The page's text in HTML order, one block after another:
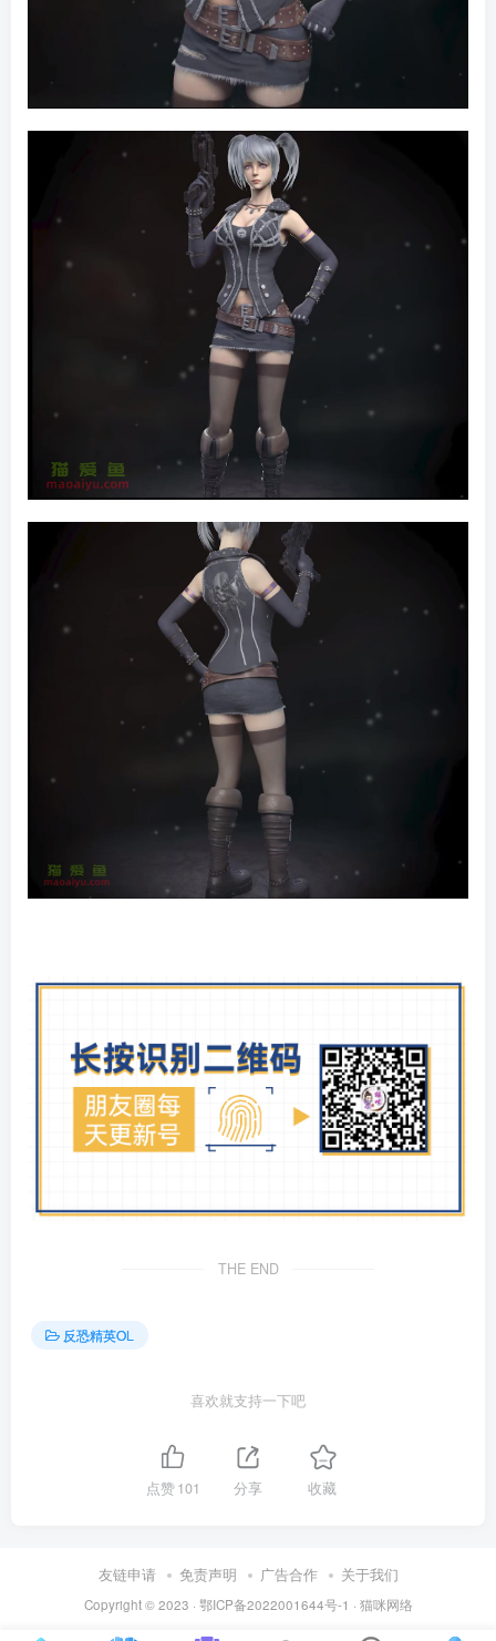
THE END
反恐精英OL
喜欢就支持一下吧
点赞101 分享 收藏
友链申请 免责声明 广告合作 关于我们
Copyright © 2023 · 鄂ICP备2022001644号-1 · 猫咪网络